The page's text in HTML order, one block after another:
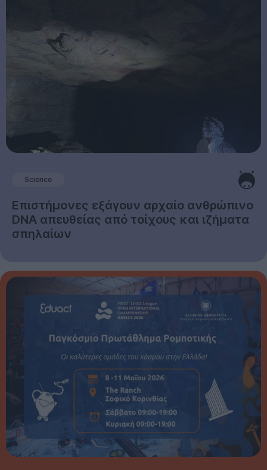
Science
Επιστήμονες εξάγουν αρχαίο ανθρώπινο
DNA απευθείας από τοίχους και ιζήματα
σπηλαίων